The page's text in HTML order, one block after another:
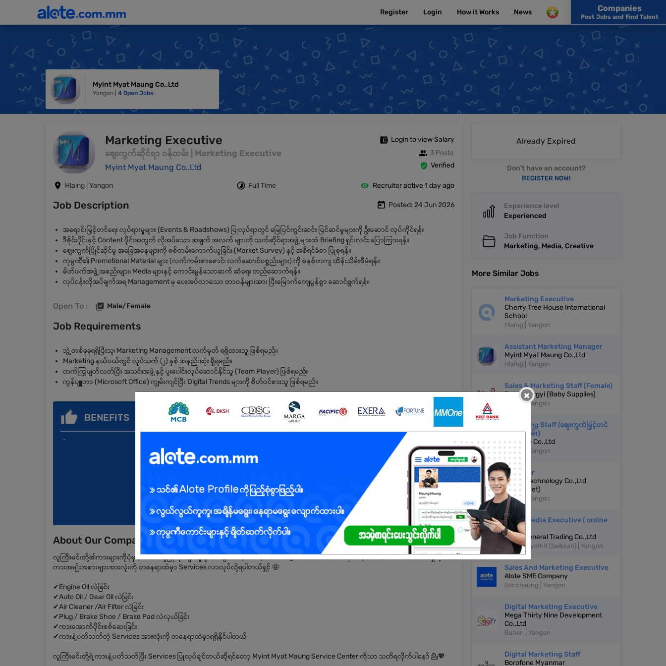
Register Login How it Works News Companies
Post Jobs and Find Talent
Myint Myat Maung Co.,Ltd
Yangon | 4 Open Jobs
Marketing Executive
စျေးကွက်ဆိုင်ရာ ၀န်ထမ်း | Marketing Executive
Myint Myat Maung Co.,Ltd
Login to view Salary
3 Posts
Verified
Hlaing | Yangon Full Time Recruiter active 1 day ago
Job Description Posted: 24 Jun 2026
အရောင်းမြှင့်တင်ရေး လှုပ်ရှားမှုများ (Events & Roadshows) ပြုလုပ်ရာတွင် မြေပြင်ကွင်းဆင်း ပြင်ဆင်မှုများကို ဦးဆောင် လုပ်ကိုင်ရန်။
ဒီဇိုင်းပိုင်းနှင့် Content ပိုင်းအတွက် လိုအပ်သော အချက် အလက် များကို သက်ဆိုင်ရာအဖွဲ့များထံ Briefing ရှင်းလင်း ပြောကြားရန်။
ဈေးကွက်ပြိုင်ဆိုင်မှု အခြေအနေများကို စစ်တမ်းကောက်ယူခြင်း (Market Survey) နှင့် အစီရင်ခံစာ ပြုစုရန်။
ကုမ္ပဏီ၏ Promotional Material များ (လက်ကမ်းစာစောင်၊ လက်ဆောင်ပစ္စည်းများ) ကို စနစ်တကျ ထိန်းသိမ်းစီမံရန်။
မိတ်ဖက်အဖွဲ့အစည်းများ၊ Media များနှင့် ကောင်းမွန်သောဆက် ဆံရေး တည်ဆောက်ရန်။
လုပ်ငန်းလိုအပ်ချက်အရ Management မှ ပေးအပ်လာသော တာဝန်များအား ပြီးမြောက်ကျေပွန်စွာ ဆောင်ရွက်ရန်။
Open To : Male/Female
Job Requirements
ဘွဲ့တစ်ခုခုရရှိပြီးသူ၊ Marketing Management လက်မှတ် ရရှိထားသူ ဖြစ်ရမည်။
Marketing နယ်ပယ်တွင် လုပ်သက် (၂) နှစ် အနည်းဆုံး ရှိရမည်။
တက်ကြွဖျတ်လတ်ပြီး အသင်းအဖွဲ့နှင့် ပူးပေါင်းလုပ်ဆောင်နိုင်သူ (Team Player) ဖြစ်ရမည်။
ကွန်ပျူတာ (Microsoft Office) ကျွမ်းကျင်ပြီး Digital Trends များကို စိတ်ဝင်စားသူ ဖြစ်ရမည်။
BENEFITS
-
About Our Company
လူကြီးမင်းတို့၏ကားများကိုပုံမှန်စစ်ဆေးမှုပြုလုပ်ချင်သူများအတွက် Myint Myat Maung Services Center မှာ Hyundai, KIA,Suzuki အစရှိတဲ့
ကားအမျိုးအစားများအားလုံးကို တနေရာထဲမှာ Services လာလုပ်လို့ရပါတယ်ရှင့် 🤩
✔Engine Oil လဲခြင်း
✔Auto Oil / Gear Oil လဲခြင်း
✔Air Cleaner /Air Filter လဲခြင်း
✔Plug / Brake Shoe / Brake Pad လဲလှယ်ခြင်း
✔ကားအောက်ပိုင်းစစ်ဆေးခြင်း
✔ကားနဲ့ပတ်သတ်တဲ့ Services အားလုံးကို တနေရာထဲမှာရရှိနိုင်ပါတယ်
လူကြီးမင်းတို့ရဲ့ကားနဲ့ပတ်သတ်ပြီး Services ပြုလုပ်ချင်တယ်ဆိုရင်တော့ Myint Myat Maung Service Center ကိုသာ သတိရလိုက်ပါနော် 💁💖
Already Expired
Don't have an account?
REGISTER NOW!
Experience level
Experienced
Job Function
Marketing, Media, Creative
More Similar Jobs
Marketing Executive
Cherry Tree House International
School
Hlaing | Yangon
Assistant Marketing Manager
Myint Myat Maung Co.,Ltd
Hlaing | Yangon
Sales & Marketing Staff (Female)
Baby Zawgyi (Baby Supplies)
Hlaing | Yangon
Marketing Staff (ဈေးကွက်မြှင့်တင်
ရေးဝန်ထမ်း)
Cho Cho Co.,Ltd
Hlaing | Yangon
Designer
Global Technology Co.,Ltd
(GlobalNet)
Hlaing | Yangon
Social Media Executive ( online
ကိုင်ရန်)
Lulay General Trading Co.,Ltd
Dagon Myothit (Seikkan) | Yangon
Sales And Marketing Executive
Alote SME Company
Sanchaung | Yangon
Digital Marketing Executive
Mega Thirty Nine Development
Co.,Ltd
Bahan | Yangon
Digital Marketing Staff
Borofone Myanmar
×